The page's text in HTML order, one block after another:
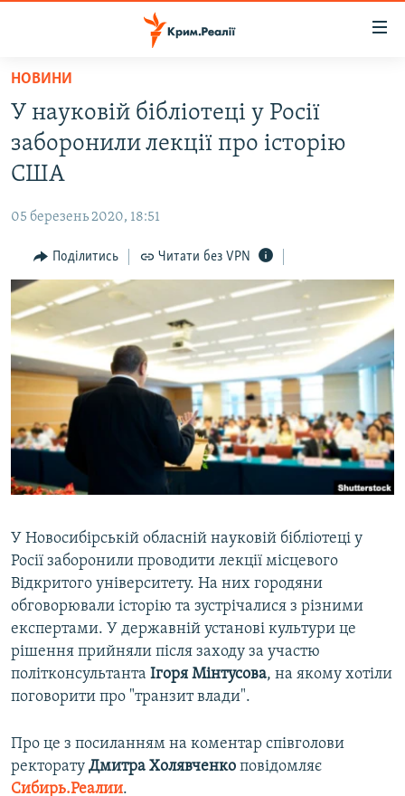
Перейти
основного
матеріалу
Перейти
до
основної
навігації
Перейти
до
пошуку
ВОДА.КРИМ
ВІДЕО ТА ФОТО
БЛОГИ
ПОГЛЯД
ІНТЕРВ'Ю
ВСЕ ЗА ДЕНЬ
СПЕЦПРОЕКТИ
ДЕПОРТАЦІЯ
ВІДЕОУРОКИ «ELIFBE»
СВІДЧЕННЯ ОКУПАЦІЇ
УКРАЇНСЬКА ПРОБЛЕМА КРИМУ
ЯК ОБІЙТИ БЛОКУВАННЯ
Русский
Qırımtatar
Усі сайти RFE/RL
НОВИНИ
У науковій бібліотеці у Росії
заборонили лекції про історію
США
05 березень 2020, 18:51
Поділитись Читати без VPN
У Новосибірській обласній науковій бібліотеці у
Росії заборонили проводити лекції місцевого
Відкритого університету. На них городяни
обговорювали історію та зустрічалися з різними
експертами. У державній установі культури це
рішення прийняли після заходу за участю
політконсультанта Ігоря Мінтусова, на якому хотіли
поговорити про "транзит влади".
Про це з посиланням на коментар співголови
ректорату Дмитра Холявченко повідомляє
Сибирь.Реалии.